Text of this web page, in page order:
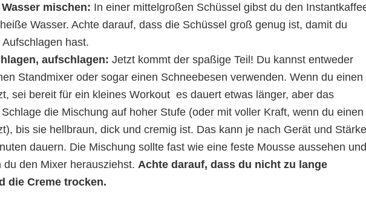
mischen: In einer mittelgroßen Schüssel gibst du den
Wasser. Achte darauf, dass die Schüssel groß genug ist, damit du
hast.
aufschlagen: Jetzt kommt der spaßige Teil! Du kannst entweder
Standmixer oder sogar einen Schneebesen verwenden. Wenn du einen
sei bereit für ein kleines Workout  es dauert etwas länger, aber das
die Mischung auf hoher Stufe (oder mit voller Kraft, wenn du einen
bis sie hellbraun, dick und cremig ist. Das kann je nach Gerät und Stärke
dauern. Die Mischung sollte fast wie eine feste Mousse aussehen und
den Mixer herausziehst. Achte darauf, dass du nicht zu lange
die Creme trocken.